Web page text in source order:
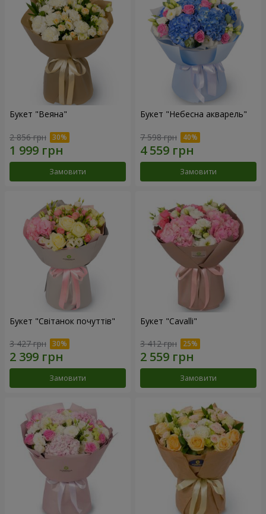
Букет "Веяна"
2 856 грн
Замовити
Букет "Небесна акварель"
7 598 грн
Замовити
Букет "Світанок почуттів"
3 427 грн
Замовити
Букет "Cаvalli"
3 412 грн
Замовити